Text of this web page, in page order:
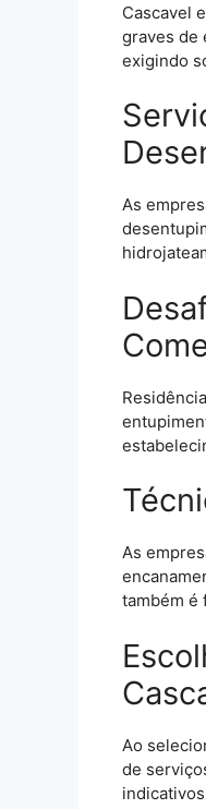
Cascavel
graves de
exigindo
As
As
também é
Ao
de